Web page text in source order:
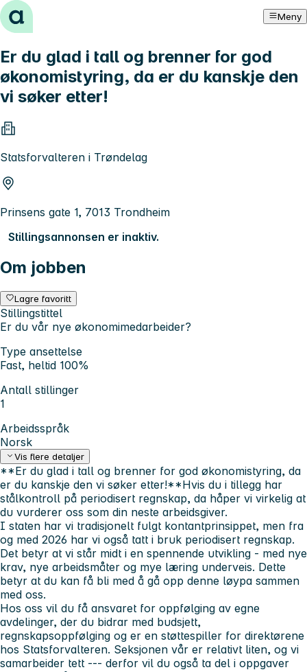
Hopp til innhold Meny
Er du glad i tall og brenner for god
økonomistyring, da er du kanskje den
vi søker etter!
Statsforvalteren i Trøndelag
Prinsens gate 1, 7013 Trondheim
Stillingsannonsen er inaktiv.
Om jobben
Lagre favoritt
Stillingstittel
Er du vår nye økonomimedarbeider?
Type ansettelse
Fast, heltid 100%
Antall stillinger
1
Arbeidsspråk
Norsk
Vis flere detaljer
**Er du glad i tall og brenner for god økonomistyring, da
er du kanskje den vi søker etter!**Hvis du i tillegg har
stålkontroll på periodisert regnskap, da håper vi virkelig at
du vurderer oss som din neste arbeidsgiver.
I staten har vi tradisjonelt fulgt kontantprinsippet, men fra
og med 2026 har vi også tatt i bruk periodisert regnskap.
Det betyr at vi står midt i en spennende utvikling - med nye
krav, nye arbeidsmåter og mye læring underveis. Dette
betyr at du kan få bli med å gå opp denne løypa sammen
med oss.
Hos oss vil du få ansvaret for oppfølging av egne
avdelinger, der du bidrar med budsjett,
regnskapsoppfølging og er en støttespiller for direktørene
hos Statsforvalteren. Seksjonen vår er relativt liten, og vi
samarbeider tett --- derfor vil du også ta del i oppgaver